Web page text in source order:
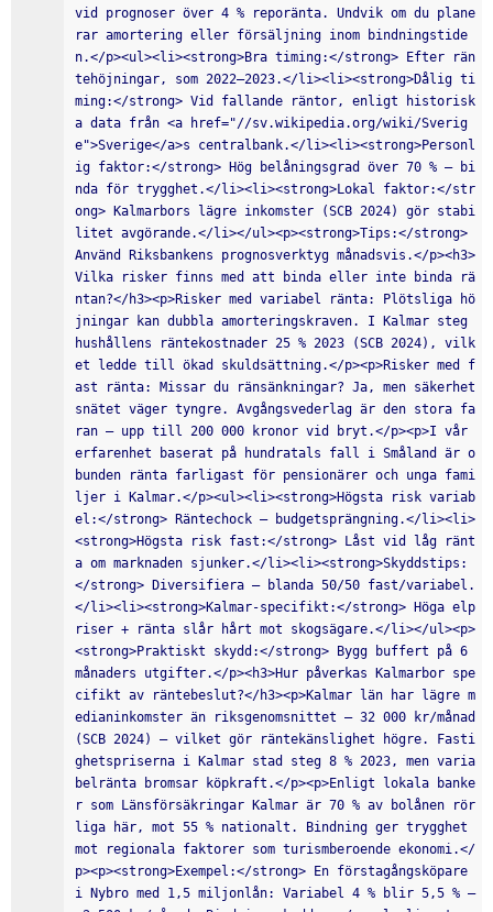
vid prognoser över 4 % reporänta. Undvik om du plane
rar amortering eller försäljning inom bindningstide
n.</p><ul><li><strong>Bra timing:</strong> Efter rän
tehöjningar, som 2022–2023.</li><li><strong>Dålig ti
ming:</strong> Vid fallande räntor, enligt historisk
a data från <a href="//sv.wikipedia.org/wiki/Sverig
e">Sverige</a>s centralbank.</li><li><strong>Personl
ig faktor:</strong> Hög belåningsgrad över 70 % – bi
nda för trygghet.</li><li><strong>Lokal faktor:</str
ong> Kalmarbors lägre inkomster (SCB 2024) gör stabi
litet avgörande.</li></ul><p><strong>Tips:</strong>
Använd Riksbankens prognosverktyg månadsvis.</p><h3>
Vilka risker finns med att binda eller inte binda rä
ntan?</h3><p>Risker med variabel ränta: Plötsliga hö
jningar kan dubbla amorteringskraven. I Kalmar steg
hushållens räntekostnader 25 % 2023 (SCB 2024), vilk
et ledde till ökad skuldsättning.</p><p>Risker med f
ast ränta: Missar du ränsänkningar? Ja, men säkerhet
snätet väger tyngre. Avgångsvederlag är den stora fa
ran – upp till 200 000 kronor vid bryt.</p><p>I vår
erfarenhet baserat på hundratals fall i Småland är o
bunden ränta farligast för pensionärer och unga fami
ljer i Kalmar.</p><ul><li><strong>Högsta risk variab
el:</strong> Räntechock – budgetsprängning.</li><li>
<strong>Högsta risk fast:</strong> Låst vid låg ränt
a om marknaden sjunker.</li><li><strong>Skyddstips:
</strong> Diversifiera – blanda 50/50 fast/variabel.
</li><li><strong>Kalmar-specifikt:</strong> Höga elp
riser + ränta slår hårt mot skogsägare.</li></ul><p>
<strong>Praktiskt skydd:</strong> Bygg buffert på 6
månaders utgifter.</p><h3>Hur påverkas Kalmarbor spe
cifikt av räntebeslut?</h3><p>Kalmar län har lägre m
edianinkomster än riksgenomsnittet – 32 000 kr/månad
(SCB 2024) – vilket gör räntekänslighet högre. Fasti
ghetspriserna i Kalmar stad steg 8 % 2023, men varia
belränta bromsar köpkraft.</p><p>Enligt lokala banke
r som Länsförsäkringar Kalmar är 70 % av bolånen rör
liga här, mot 55 % nationalt. Bindning ger trygghet
mot regionala faktorer som turismberoende ekonomi.</
p><p><strong>Exempel:</strong> En förstagångsköpare
i Nybro med 1,5 miljonlån: Variabel 4 % blir 5,5 % –